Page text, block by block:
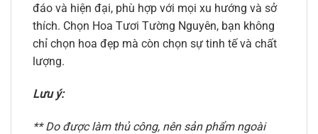
đáo và hiện đại, phù hợp với mọi xu hướng và sở
thích. Chọn Hoa Tươi Tường Nguyên, bạn không
chỉ chọn hoa đẹp mà còn chọn sự tinh tế và chất
lượng.
Lưu ý:
** Do được làm thủ công, nên sản phẩm ngoài